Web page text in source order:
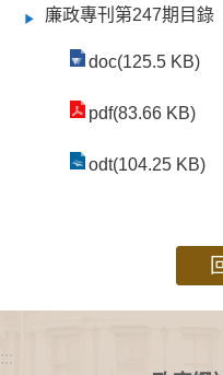
廉政專刊第247期目錄
doc(125.5 KB)
pdf(83.66 KB)
odt(104.25 KB)
:::